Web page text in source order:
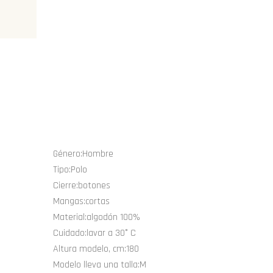
Género:Hombre
Tipo:Polo
Cierre:botones
Mangas:cortas
Material:algodón 100%
Cuidado:lavar a 30° C
Altura modelo, cm:180
Modelo lleva una talla:M